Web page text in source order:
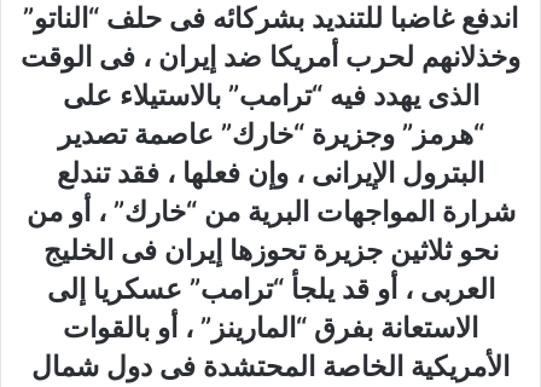
اندفع غاضبا للتنديد بشركائه فى حلف “الناتو”
وخذلانهم لحرب أمريكا ضد إيران ، فى الوقت
الذى يهدد فيه “ترامب” بالاستيلاء على
“هرمز” وجزيرة “خارك” عاصمة تصدير
البترول الإيرانى ، وإن فعلها ، فقد تندلع
شرارة المواجهات البرية من “خارك” ، أو من
نحو ثلاثين جزيرة تحوزها إيران فى الخليج
العربى ، أو قد يلجأ “ترامب” عسكريا إلى
الاستعانة بفرق “المارينز” ، أو بالقوات
الأمريكية الخاصة المحتشدة فى دول شمال